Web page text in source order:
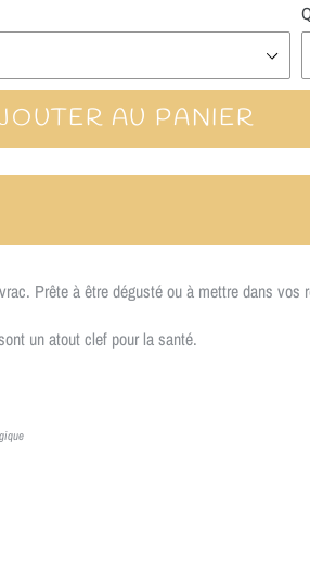
AU PANIER
Prête à être dégusté ou à mettre dans vos
un atout clef pour la santé.